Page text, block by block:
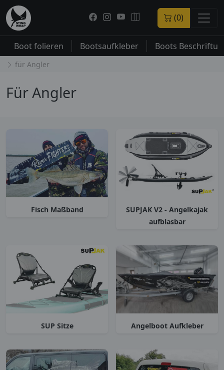
(0)
Boot folieren Bootsaufkleber Boots
für Angler
Für Angler
Fisch Maßband
SUPJAK V2 - Angelkajak
aufblasbar
SUP Sitze Angelboot Aufkleber